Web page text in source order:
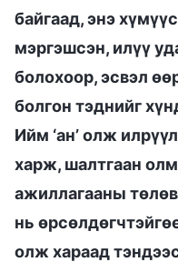
байгаад, энэ
мэргэшсэн, илүү
болохоор, эсвэл
болгон тэднийг
Ийм ‘ан’ олж
харж, шалтгаан
ажиллагааны
нь
олж хараад